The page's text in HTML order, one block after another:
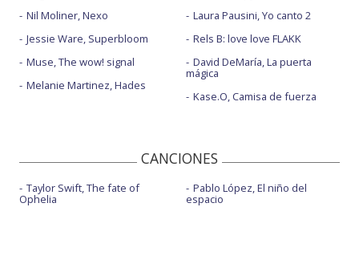
Nil Moliner, Nexo
Jessie Ware, Superbloom
Muse, The wow! signal
Melanie Martinez, Hades
Laura Pausini, Yo canto 2
Rels B: love love FLAKK
David DeMaría, La puerta
mágica
Kase.O, Camisa de fuerza
CANCIONES
Taylor Swift, The fate of
Ophelia
Pablo López, El niño del
espacio